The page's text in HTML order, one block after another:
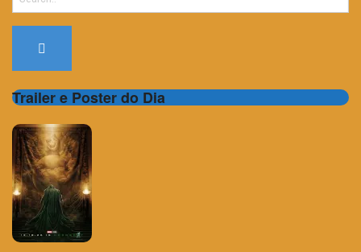
Trailer e Poster do Dia